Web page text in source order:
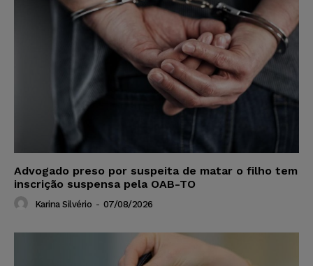
Advogado preso por suspeita de matar o filho tem
inscrição suspensa pela OAB-TO
Karina Silvério - 07/08/2026